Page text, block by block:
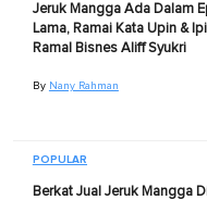
Jeruk Mangga Ada Dalam
Lama, Ramai Kata Upin &
Ramal Bisnes Aliff Syukri
By Nany Rahman
POPULAR
Berkat Jual Jeruk Mangga